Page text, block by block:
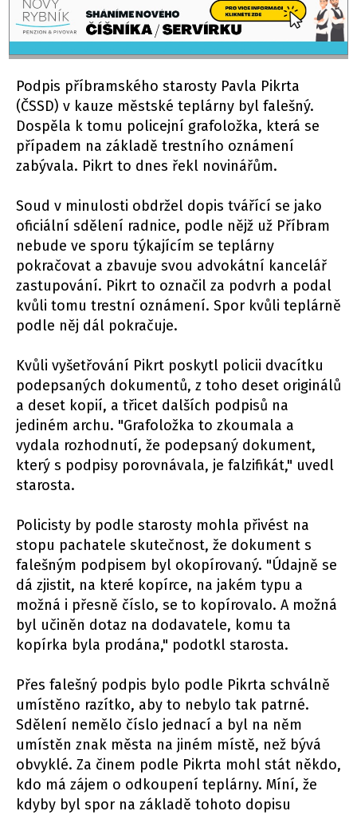
Podpis příbramského starosty Pavla Pikrta
(ČSSD) v kauze městské teplárny byl falešný.
Dospěla k tomu policejní grafoložka, která se
případem na základě trestního oznámení
zabývala. Pikrt to dnes řekl novinářům.
Soud v minulosti obdržel dopis tvářící se jako
oficiální sdělení radnice, podle nějž už Příbram
nebude ve sporu týkajícím se teplárny
pokračovat a zbavuje svou advokátní kancelář
zastupování. Pikrt to označil za podvrh a podal
kvůli tomu trestní oznámení. Spor kvůli teplárně
podle něj dál pokračuje.
Kvůli vyšetřování Pikrt poskytl policii dvacítku
podepsaných dokumentů, z toho deset originálů
a deset kopií, a třicet dalších podpisů na
jediném archu. "Grafoložka to zkoumala a
vydala rozhodnutí, že podepsaný dokument,
který s podpisy porovnávala, je falzifikát," uvedl
starosta.
Policisty by podle starosty mohla přivést na
stopu pachatele skutečnost, že dokument s
falešným podpisem byl okopírovaný. "Údajně se
dá zjistit, na které kopírce, na jakém typu a
možná i přesně číslo, se to kopírovalo. A možná
byl učiněn dotaz na dodavatele, komu ta
kopírka byla prodána," podotkl starosta.
Přes falešný podpis bylo podle Pikrta schválně
umístěno razítko, aby to nebylo tak patrné.
Sdělení nemělo číslo jednací a byl na něm
umístěn znak města na jiném místě, než bývá
obvyklé. Za činem podle Pikrta mohl stát někdo,
kdo má zájem o odkoupení teplárny. Míní, že
kdyby byl spor na základě tohoto dopisu